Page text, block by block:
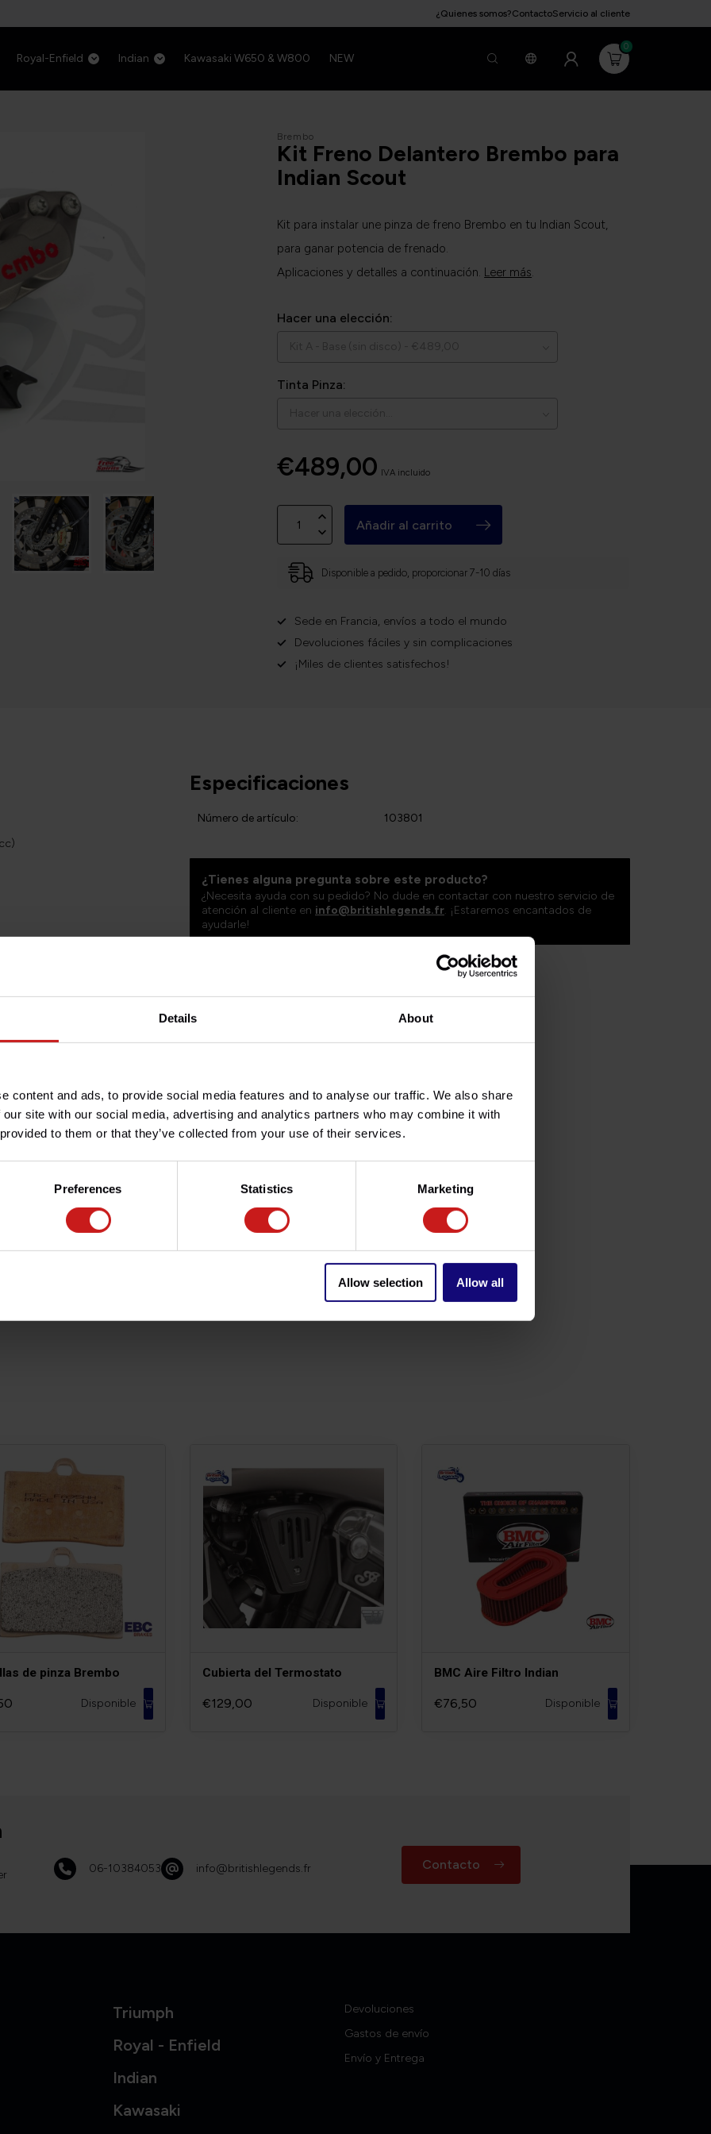
Details About
content and ads, to provide social media features and to analyse our traffic. We also share
site with our social media, advertising and analytics partners who may combine it with
to them or that they’ve collected from your use of their services.
Preferences Statistics Marketing
Allow selection Allow all
¿Quienes somos?ContactoServicio al cliente
Royal-Enfield Indian Kawasaki W650 & W800 NEW
0
Brembo
Kit Freno Delantero Brembo para
Indian Scout
Kit para instalar une pinza de freno Brembo en tu Indian Scout,
para ganar potencia de frenado.
Aplicaciones y detalles a continuación. Leer más.
Hacer una elección:
Tinta Pinza:
€489,00 IVA incluido
Añadir al carrito
Disponible a pedido, proporcionar 7-10 días
Sede en Francia, envíos a todo el mundo
Devoluciones fáciles y sin complicaciones
¡Miles de clientes satisfechos!
Brembo de 4 pistones, en
y modularidad.
Brembo 07BB15.35 y el
sustituir el disco fijo
Los discos flotantes dan un
prestaciones que un
directa del equipo
Reutilizan la manguera de
Las almohadillas EBC son
Especificaciones
Número de artículo: 103801
¿Tienes alguna pregunta sobre este producto?
¿Necesita ayuda con su pedido? No dude en contactar con nuestro servicio de
atención al cliente en info@britishlegends.fr. ¡Estaremos encantados de
ayudarle!
de pinza Brembo
Disponible
Cubierta del Termostato
€129,00 Disponible
BMC Aire Filtro Indian
€76,50 Disponible
06-10384053 info@britishlegends.fr Contacto
Triumph
Royal - Enfield
Indian
Kawasaki
Devoluciones
Gastos de envío
Envío y Entrega